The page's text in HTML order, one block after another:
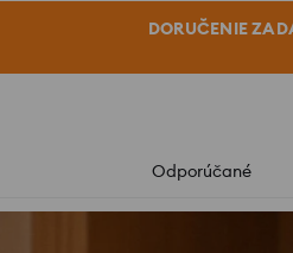
DORUČENIE
Odporúčané